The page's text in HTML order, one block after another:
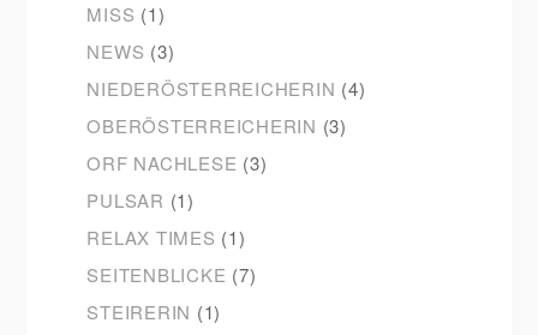
MISS (1)
NEWS (3)
NIEDERÖSTERREICHERIN (4)
OBERÖSTERREICHERIN (3)
ORF NACHLESE (3)
PULSAR (1)
RELAX TIMES (1)
SEITENBLICKE (7)
STEIRERIN (1)